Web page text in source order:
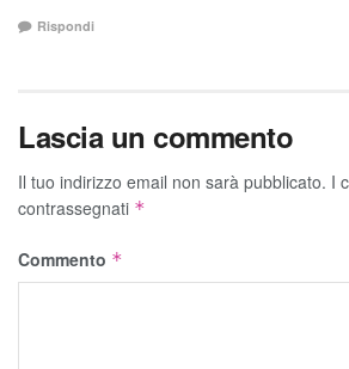
Rispondi
Lascia un commento
Il tuo indirizzo email non sarà pubblicato. I
contrassegnati *
Commento *